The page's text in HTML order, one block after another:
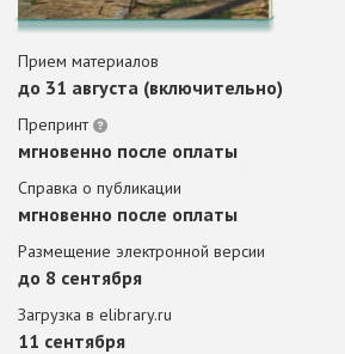
Прием материалов
до 31 августа (включительно)
Препринт
мгновенно после оплаты
Справка о публикации
мгновенно после оплаты
Размещение электронной версии
до 8 сентября
Загрузка в elibrary.ru
11 сентября